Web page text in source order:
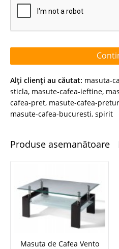
Alţi clienţi au căutat: masuta-
sticla, masute-cafea-ieftine,
cafea-pret, masute-cafea-
masute-cafea-bucuresti, spirit
Produse asemanătoare
Masuta de Cafea Vento